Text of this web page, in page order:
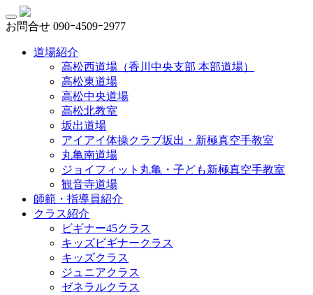
お問合せ 090ｰ4509ｰ2977
道場紹介
高松西道場（香川中央支部 本部道場）
高松東道場
高松中央道場
高松北教室
坂出道場
アイアイ体操クラブ坂出・新極真空手教室
丸亀南道場
ジョイフィット丸亀・子ども新極真空手教室
観音寺道場
師範・指導員紹介
クラス紹介
ビギナー45クラス
キッズビギナークラス
キッズクラス
ジュニアクラス
ゼネラルクラス